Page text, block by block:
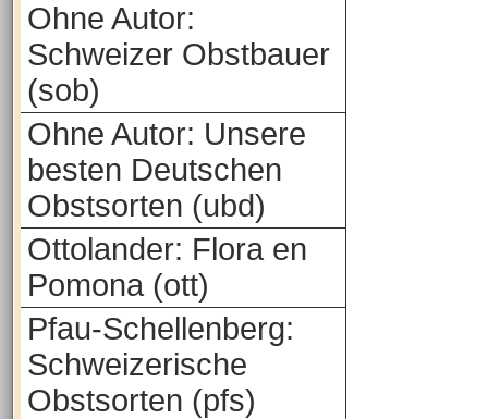
Ohne Autor:
Schweizer Obstbauer
(sob)
Ohne Autor: Unsere
besten Deutschen
Obstsorten (ubd)
Ottolander: Flora en
Pomona (ott)
Pfau-Schellenberg:
Schweizerische
Obstsorten (pfs)